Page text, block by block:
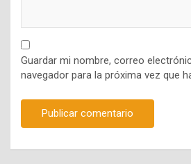
Guardar mi nombre, correo
navegador para la próxima vez que